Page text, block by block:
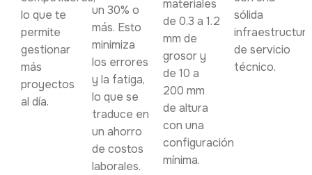
lo que te
permite
gestionar
más
proyectos
al día.
un 30% o
más. Esto
minimiza
los errores
y la fatiga,
lo que se
traduce en
un ahorro
de costos
laborales.
materiales
de 0.3 a 1.2
mm de
grosor y
de 10 a
200 mm
de altura
con una
configuración
mínima.
sólida
infraestructura
de servicio
técnico.